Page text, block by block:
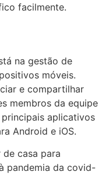
facilmente.
na gestão de
móveis.
e compartilhar
membros da equipe
aplicativos
Android e iOS.
casa para
pandemia da covid-